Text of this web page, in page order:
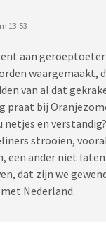
13:53
aan
waargemaakt,
van al dat
praat bij
netjes en
strooien,
een ander niet
dat zijn we
Nederland.